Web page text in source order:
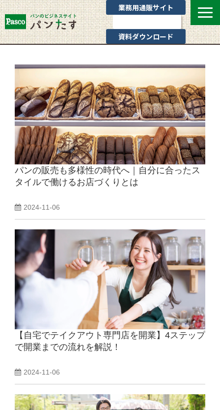
業務用通販サイト
資料ダウンロード
業態別提案
カテゴリ一覧
お役立ちブログ
Pascoのサポート
通販サイトのご案内
よくあるご質問
パンの販売も多様性の時代へ｜自分に合ったス
タイルで働けるお店づくりとは
2024-11-06
【自宅でテイクアウト専門店を開業】4ステップ
で開業までの流れを解説！
2024-11-06